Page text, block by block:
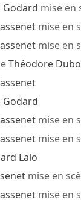
Godard mise en
mise en
mise en
Théodore
Godard
mise en
mise en
Lalo
mise en
mise en